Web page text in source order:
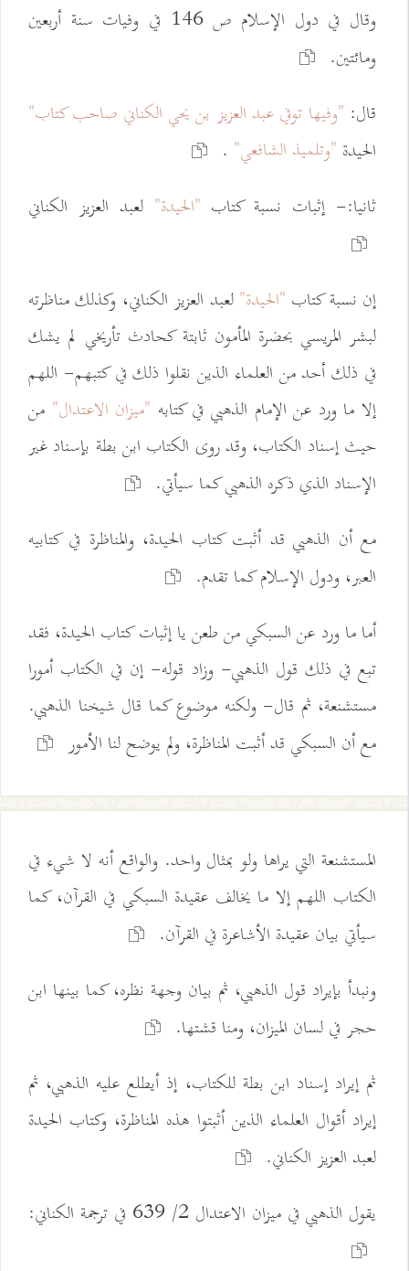
وقال في دول الإسلام ص 146 في وفيات سنة أربعين
ومائتين.
قال: "وفيها توفي عبد العزيز بن يحي الكناني صاحب كتاب"
الحيدة "وتلميذ الشافعي" .
ثانيا:- إثبات نسبة كتاب "الحيدة" لعبد العزيز الكناني
إن نسبة كتاب "الحيدة"لعبد العزيز الكناني، وكذلك مناظرته
لبشر المريسي بحضرة المأمون ثابتة كحادث تأريخي لم يشك
في ذلك أحد من العلماء الذين نقلوا ذلك في كتبهم- اللهم
إلا ما ورد عن الإمام الذهبي في كتابه "ميزان الاعتدال" من
حيث إسناد الكتاب، وقد روى الكتاب ابن بطة بإسناد غير
الإسناد الذي ذكره الذهبي كما سيأتي.
مع أن الذهبي قد أثبت كتاب الحيدة، والمناظرة في كتابيه
العبر، ودول الإسلام كما تقدم.
أما ما ورد عن السبكي من طعن يا إثبات كتاب الحيدة، فقد
تبع في ذلك قول الذهبي- وزاد قوله- إن في الكتاب أمورا
مستشنعة، ثم قال- ولكنه موضوع كما قال شيخنا الذهبي.
مع أن السبكي قد أثبت المناظرة، ولم يوضح لنا الأمور
المستشنعة التي يراها ولو بمثال واحد. والواقع أنه لا شيء في
الكتاب اللهم إلا ما يخالف عقيدة السبكي في القرآن، كما
سيأتي بيان عقيدة الأشاعرة في القرآن.
ونبدأ بإيراد قول الذهبي، ثم بيان وجهة نظره، كما بينها ابن
حجر في لسان الميزان، ومنا قشتها.
ثم إيراد إسناد ابن بطة للكتاب، إذ أيطلع عليه الذهبي، ثم
إيراد أقوال العلماء الذين أثبتوا هذه المناظرة، وكتاب الحيدة
لعبد العزيز الكناني.
يقول الذهبي في ميزان الاعتدال 2/ 639 في ترجمة الكناني: